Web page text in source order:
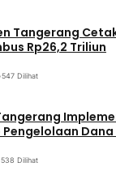
Tangerang
Rp26,2 Triliun
547 Dilihat
Pengelolaan Dana
538 Dilihat